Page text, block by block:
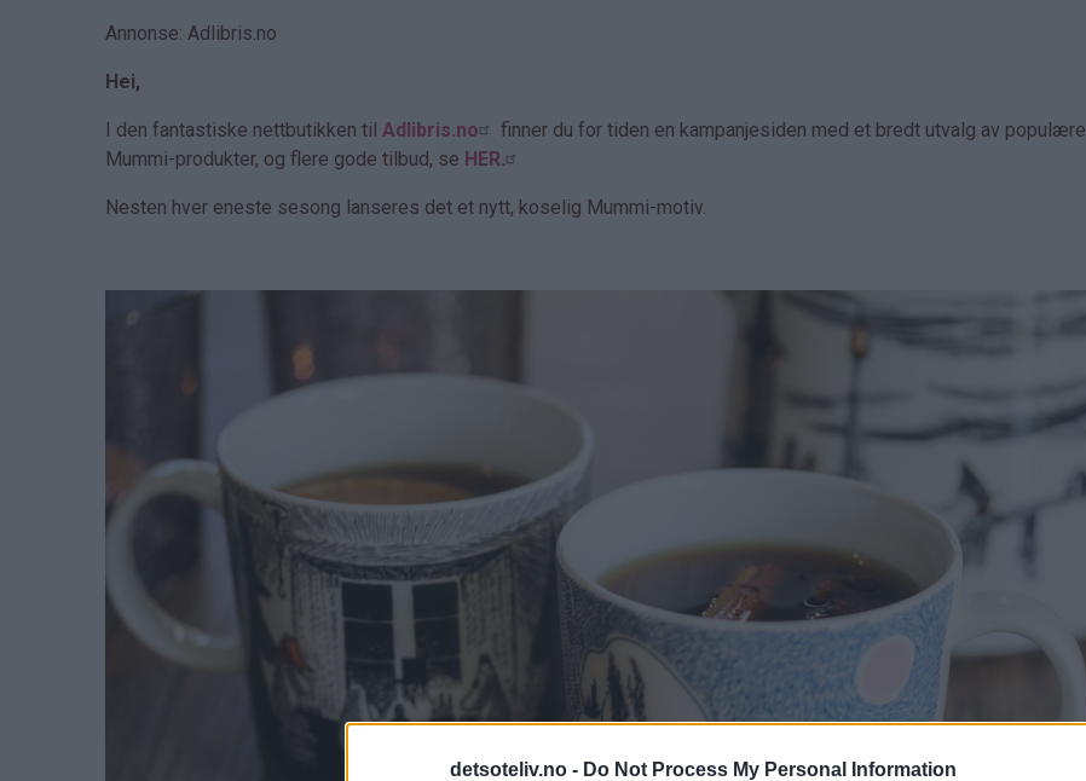
detsoteliv.no - Do Not Process My Personal Information
Annonse: Adlibris.no
Hei,
I den fantastiske nettbutikken til Adlibris.no
finner du for tiden en kampanjesiden med et bredt utvalg av populære
Mummi-produkter, og flere gode tilbud, se HER.
Nesten hver eneste sesong lanseres det et nytt, koselig Mummi-motiv.